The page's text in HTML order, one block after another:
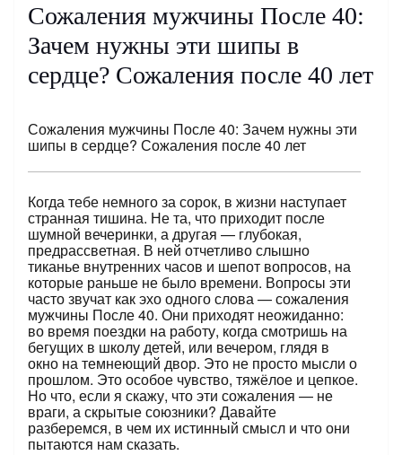
Сожаления мужчины После 40:
Зачем нужны эти шипы в
сердце? Сожаления после 40 лет
Сожаления мужчины После 40: Зачем нужны эти
шипы в сердце? Сожаления после 40 лет
Когда тебе немного за сорок, в жизни наступает
странная тишина. Не та, что приходит после
шумной вечеринки, а другая — глубокая,
предрассветная. В ней отчетливо слышно
тиканье внутренних часов и шепот вопросов, на
которые раньше не было времени. Вопросы эти
часто звучат как эхо одного слова — сожаления
мужчины После 40. Они приходят неожиданно:
во время поездки на работу, когда смотришь на
бегущих в школу детей, или вечером, глядя в
окно на темнеющий двор. Это не просто мысли о
прошлом. Это особое чувство, тяжёлое и цепкое.
Но что, если я скажу, что эти сожаления — не
враги, а скрытые союзники? Давайте
разберемся, в чем их истинный смысл и что они
пытаются нам сказать.